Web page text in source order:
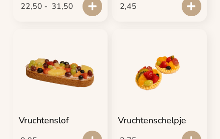
22,50 - 31,50 2,45
Vruchtenslof Vruchtenschelpje